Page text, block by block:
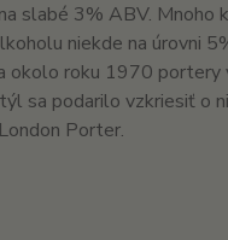
slabé 3% ABV. Mnoho
niekde na úrovni
roku 1970 portery
sa podarilo vzkriesiť o
Porter.